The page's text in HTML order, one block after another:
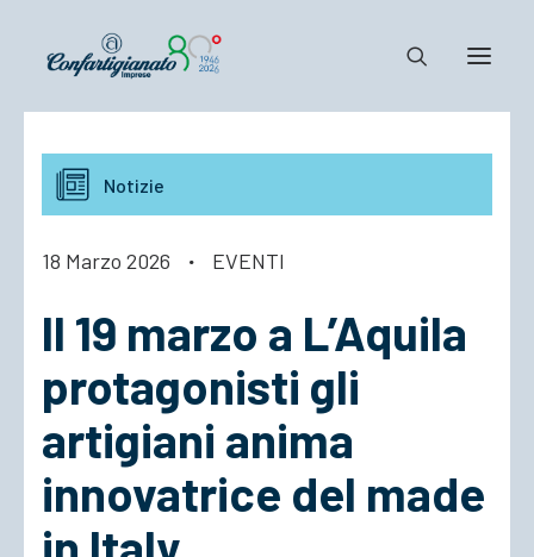
Notizie e Documenti
Confartigianato
Cosa Facciamo
Notizie
18 Marzo 2026 · EVENTI
Il 19 marzo a L’Aquila
protagonisti gli
artigiani anima
innovatrice del made